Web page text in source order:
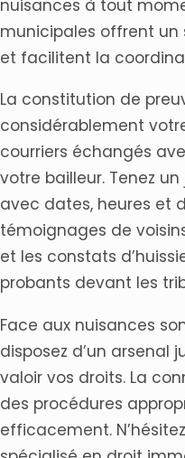
nuisances à tout
municipales offrent
et facilitent la
La constitution de
considérablement
courriers échangés
votre bailleur. Tenez
avec dates, heures et
témoignages de
et les constats
probants devant les
Face aux nuisances
disposez d’un arsenal
valoir vos droits. La
des procédures
efficacement.